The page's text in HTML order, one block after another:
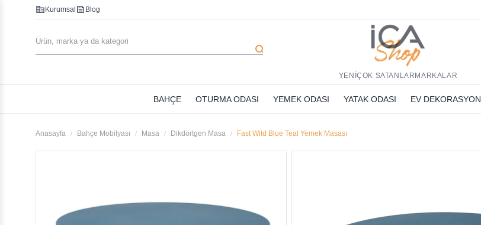
corporate_fare Kurumsal feed Blog
search
YENİÇOK SATANLAR MARKALAR
BAHÇE OTURMA ODASI YEMEK ODASI YATAK ODASI EV DEKORASYON
Anasayfa Bahçe Mobilyası Masa Dikdörtgen Masa Fast Wild Blue Teal Yemek Masası